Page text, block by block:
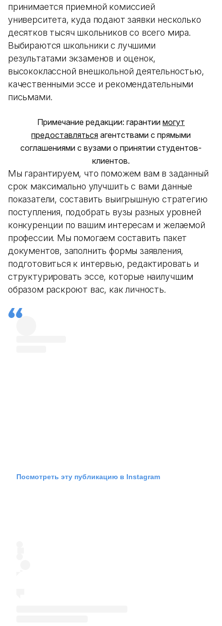
принимается приемной комиссией
университета, куда подают заявки несколько
десятков тысяч школьников со всего мира.
Выбираются школьники с лучшими
результатами экзаменов и оценок,
высококлассной внешкольной деятельностью,
качественными эссе и рекомендательными
письмами.
Примечание редакции: гарантии могут
предоставляться агентствами с прямыми
соглашениями с вузами о принятии студентов-
клиентов.
Мы гарантируем, что поможем вам в заданный
срок максимально улучшить с вами данные
показатели, составить выигрышную стратегию
поступления, подобрать вузы разных уровней
конкуренции по вашим интересам и желаемой
профессии. Мы помогаем составить пакет
документов, заполнить формы заявления,
подготовиться к интервью, редактировать и
структурировать эссе, которые наилучшим
образом раскроют вас, как личность.
Посмотреть эту публикацию в Instagram